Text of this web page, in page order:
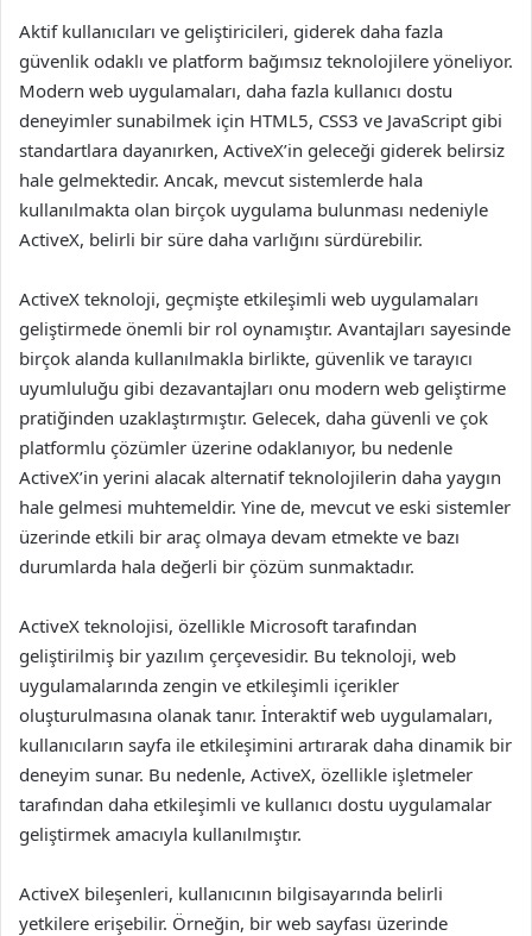
Aktif kullanıcıları ve geliştiricileri, giderek daha fazla
güvenlik odaklı ve platform bağımsız teknolojilere yöneliyor.
Modern web uygulamaları, daha fazla kullanıcı dostu
deneyimler sunabilmek için HTML5, CSS3 ve JavaScript gibi
standartlara dayanırken, ActiveX’in geleceği giderek belirsiz
hale gelmektedir. Ancak, mevcut sistemlerde hala
kullanılmakta olan birçok uygulama bulunması nedeniyle
ActiveX, belirli bir süre daha varlığını sürdürebilir.
ActiveX teknoloji, geçmişte etkileşimli web uygulamaları
geliştirmede önemli bir rol oynamıştır. Avantajları sayesinde
birçok alanda kullanılmakla birlikte, güvenlik ve tarayıcı
uyumluluğu gibi dezavantajları onu modern web geliştirme
pratiğinden uzaklaştırmıştır. Gelecek, daha güvenli ve çok
platformlu çözümler üzerine odaklanıyor, bu nedenle
ActiveX’in yerini alacak alternatif teknolojilerin daha yaygın
hale gelmesi muhtemeldir. Yine de, mevcut ve eski sistemler
üzerinde etkili bir araç olmaya devam etmekte ve bazı
durumlarda hala değerli bir çözüm sunmaktadır.
ActiveX teknolojisi, özellikle Microsoft tarafından
geliştirilmiş bir yazılım çerçevesidir. Bu teknoloji, web
uygulamalarında zengin ve etkileşimli içerikler
oluşturulmasına olanak tanır. İnteraktif web uygulamaları,
kullanıcıların sayfa ile etkileşimini artırarak daha dinamik bir
deneyim sunar. Bu nedenle, ActiveX, özellikle işletmeler
tarafından daha etkileşimli ve kullanıcı dostu uygulamalar
geliştirmek amacıyla kullanılmıştır.
ActiveX bileşenleri, kullanıcının bilgisayarında belirli
yetkilere erişebilir. Örneğin, bir web sayfası üzerinde